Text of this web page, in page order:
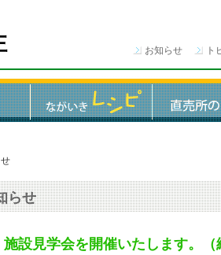
お知らせ ト
らせ
設見学会を開催いたします。（